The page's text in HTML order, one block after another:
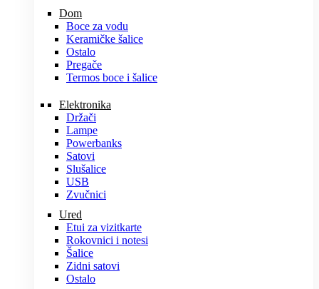
Dom
Boce za vodu
Keramičke šalice
Ostalo
Pregače
Termos boce i šalice
Elektronika
Držači
Lampe
Powerbanks
Satovi
Slušalice
USB
Zvučnici
Ured
Etui za vizitkarte
Rokovnici i notesi
Šalice
Zidni satovi
Ostalo